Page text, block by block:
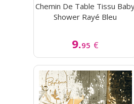
Chemin De Table Tissu
Shower Rayé Bleu
9.95 €